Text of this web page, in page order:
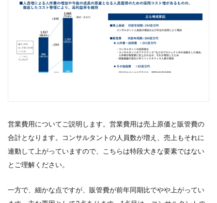
営業費用についてご説明します。営業費用は売上原価と販管費の
合計となります。コンサルタントの人員数が増え、売上もそれに
連動して上がっていますので、こちらは特段大きな要素ではない
とご理解ください。
一方で、細かな点ですが、販管費が前年同期比でやや上がってい